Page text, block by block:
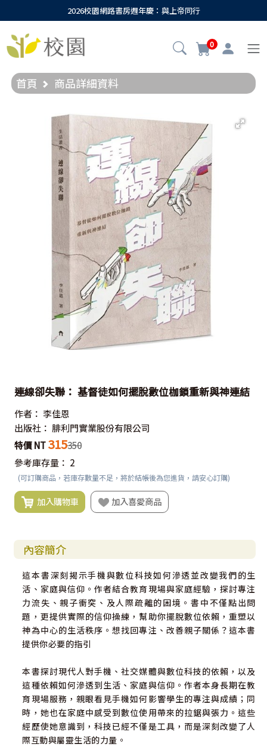
2026校園網路書房週年慶：與上帝同行
0
首頁 商品詳細資料
連線卻失聯： 基督徒如何擺脫數位枷鎖重新與神連結
作者： 李佳恩
出版社： 腓利門實業股份有限公司
特價 NT 315350
參考庫存量： 2
(可訂購商品，若庫存數量不足，將於結帳後為您進貨，請安心訂購)
加入購物車 加入喜愛商品
內容簡介
這本書深刻揭示手機與數位科技如何滲透並改變我們的生
活、家庭與信仰。作者結合教育現場與家庭經驗，探討專注
力流失、親子衝突、及人際疏離的困境。書中不僅點出問
題，更提供實際的信仰操練，幫助你擺脫數位依賴，重塑以
神為中心的生活秩序。想找回專注、改善親子關係？這本書
提供你必要的指引
本書探討現代人對手機、社交媒體與數位科技的依賴，以及
這種依賴如何滲透到生活、家庭與信仰。作者本身長期在教
育現場服務，親眼看見手機如何影響學生的專注與成績；同
時，她也在家庭中感受到數位使用帶來的拉鋸與張力。這些
經歷使她意識到，科技已經不僅是工具，而是深刻改變了人
際互動與屬靈生活的力量。